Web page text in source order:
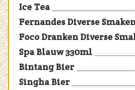
Ice Tea
Fernandes Diverse
Foco Dranken Diverse
Spa Blauw 330ml
Bintang Bier
Singha Bier